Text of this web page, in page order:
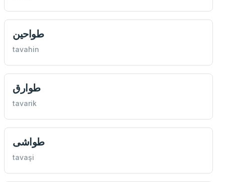
طواحين
tavahin
طوارق
tavarik
طواشی
tavaşi